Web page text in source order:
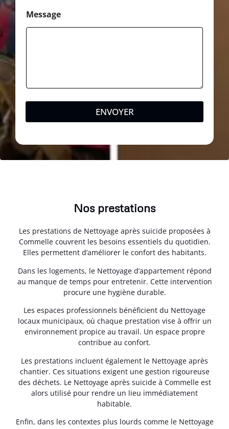
Message
ENVOYER
Nos prestations
Les prestations de Nettoyage après suicide proposées à
Commelle couvrent les besoins essentiels du quotidien.
Elles permettent d’améliorer le confort des habitants.
Dans les logements, le Nettoyage d’appartement répond
au manque de temps pour entretenir. Cette intervention
procure une hygiène durable.
Les espaces professionnels bénéficient du Nettoyage
locaux municipaux, où chaque prestation vise à offrir un
environnement propice au travail. Un espace propre
contribue au confort.
Les prestations incluent également le Nettoyage après
chantier. Ces situations exigent une gestion rigoureuse
des déchets. Le Nettoyage après suicide à Commelle est
alors utilisé pour rendre un lieu immédiatement
habitable.
Enfin, dans les contextes plus lourds comme le Nettoyage